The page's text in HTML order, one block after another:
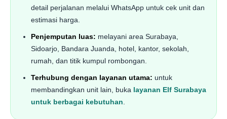
detail perjalanan melalui WhatsApp untuk cek unit dan
estimasi harga.
Penjemputan luas: melayani area Surabaya,
Sidoarjo, Bandara Juanda, hotel, kantor, sekolah,
rumah, dan titik kumpul rombongan.
Terhubung dengan layanan utama: untuk
membandingkan unit lain, buka layanan Elf Surabaya
untuk berbagai kebutuhan